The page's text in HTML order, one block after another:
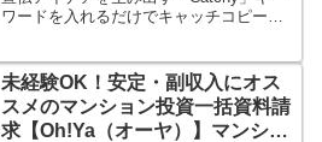
ワードを入れるだけでキャッチコピーや
品説明文、新規事業アイデアなど100種類
を超えるアウトプットパターンを用意し
ています。
未経験OK！安定・副収入にオス
スメのマンション投資一括資料請
求【Oh!Ya（オーヤ）】マンショ